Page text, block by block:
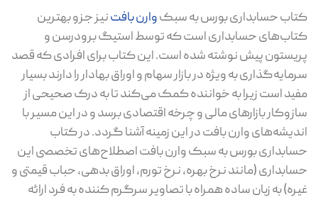
کتاب حسابداری بورس به سبکوارن بافتنیز جزو بهترین
کتاب‌های حسابداری است که توسط استیگ برودرسن و
پریستون پیش نوشته شده است. این کتاب برای افرادی که قصد
سرمایه‌گذاری به ویژه در بازار سهام و اوراق بهادار را دارند بسیار
مفید است زیرا به خواننده کمک می‌کند تا به درک صحیحی از
سازوکار بازارهای مالی و چرخه اقتصادی برسد و در این مسیر با
اندیشه‌های وارن بافت در این زمینه آشنا گردد. در کتاب
حسابداری بورس به سبک وارن بافت اصطلاح‌های تخصصی این
حسابداری (مانند نرخ بهره، نرخ تورم، اوراق بدهی، حباب قیمتی و
غیره) به زبان ساده همراه با تصاویر سرگرم کننده به فرد ارائه